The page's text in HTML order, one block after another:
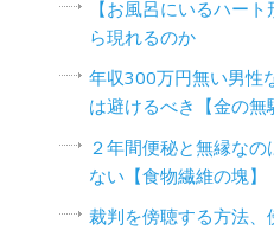
【お風呂にいるハー
ら現れるのか
年収300万円無い男性
は避けるべき【金の無
２年間便秘と無縁な
ない【食物繊維の塊】
裁判を傍聴する方法